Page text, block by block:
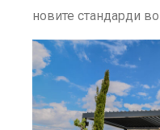
новите стандарди